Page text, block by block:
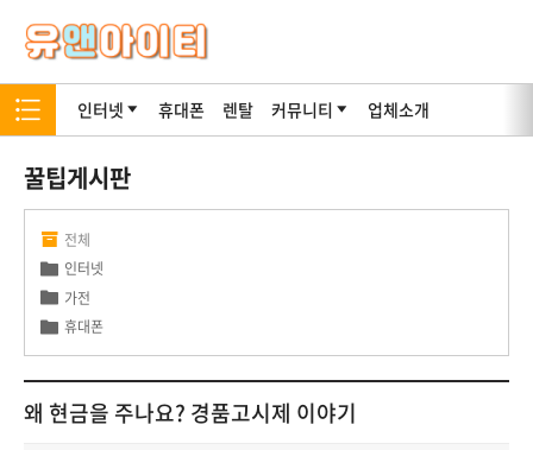
인터넷 휴대폰 렌탈 커뮤니티 업체소개
꿀팁게시판
전체
인터넷
가전
휴대폰
왜 현금을 주나요? 경품고시제 이야기